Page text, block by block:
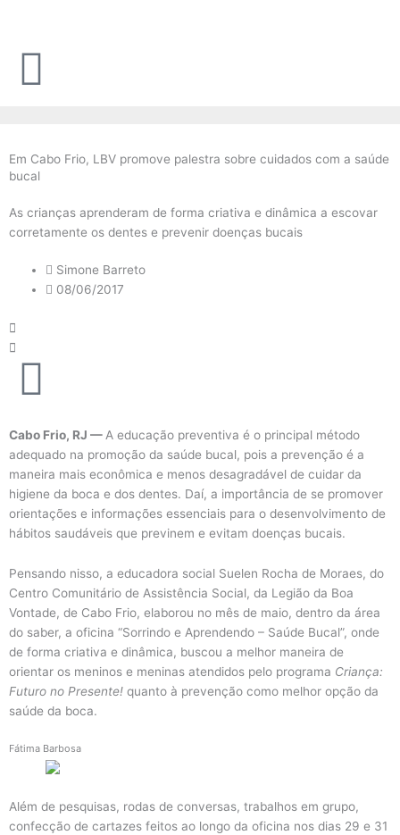
Em Cabo Frio, LBV promove palestra sobre cuidados com a saúde
bucal
As crianças aprenderam de forma criativa e dinâmica a escovar
corretamente os dentes e prevenir doenças bucais
Simone Barreto
08/06/2017
Cabo Frio, RJ — A educação preventiva é o principal método
adequado na promoção da saúde bucal, pois a prevenção é a
maneira mais econômica e menos desagradável de cuidar da
higiene da boca e dos dentes. Daí, a importância de se promover
orientações e informações essenciais para o desenvolvimento de
hábitos saudáveis que previnem e evitam doenças bucais.
Pensando nisso, a educadora social Suelen Rocha de Moraes, do
Centro Comunitário de Assistência Social, da Legião da Boa
Vontade, de Cabo Frio, elaborou no mês de maio, dentro da área
do saber, a oficina “Sorrindo e Aprendendo – Saúde Bucal”, onde
de forma criativa e dinâmica, buscou a melhor maneira de
orientar os meninos e meninas atendidos pelo programa Criança:
Futuro no Presente! quanto à prevenção como melhor opção da
saúde da boca.
Fátima Barbosa
Além de pesquisas, rodas de conversas, trabalhos em grupo,
confecção de cartazes feitos ao longo da oficina nos dias 29 e 31